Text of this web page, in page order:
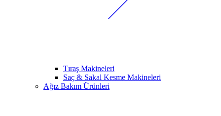
Tıraş Makineleri
Saç & Sakal Kesme Makineleri
Ağız Bakım Ürünleri